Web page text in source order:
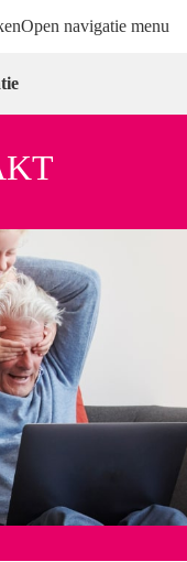
Open navigatie menu